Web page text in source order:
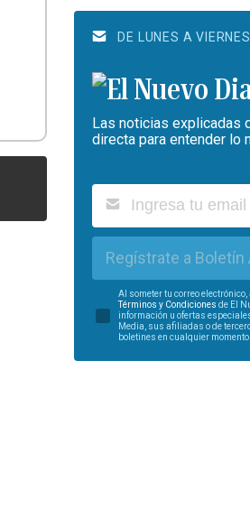
DE LUNES A VIERNES
Las noticias explicadas
directa para entender lo
Regístrate a Boletín
Al someter tu correo
Términos y Condiciones de El
información u ofertas
Media, sus afiliadas o de
boletines en cualquier momento.